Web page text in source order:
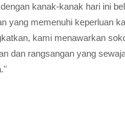
dengan kanak-kanak hari ini
yang memenuhi keperluan
kami menawarkan
dan rangsangan yang